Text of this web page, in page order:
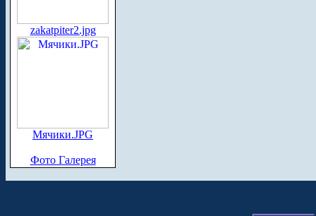
zakatpiter2.jpg
Мячики.JPG
Фото Галерея